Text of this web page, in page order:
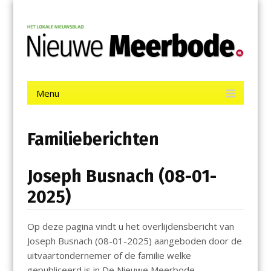
contentNieuwe Meerbode
Menu
Familieberichten
Joseph Busnach (08-01-
2025)
Op deze pagina vindt u het overlijdensbericht van
Joseph Busnach (08-01-2025) aangeboden door de
uitvaartondernemer of de familie welke